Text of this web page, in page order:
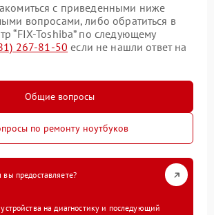
с приведенными ниже
вопросами, либо обратиться в
“FIX-Toshiba” по следующему
267-81-50 если не нашли ответ на
Общие вопросы
по ремонту ноутбуков
предоставляете?
на диагностику и последующий